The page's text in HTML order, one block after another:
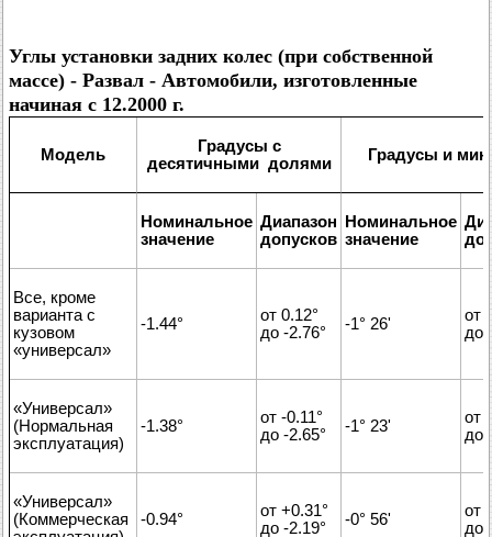
Углы установки задних колес (при собственной
массе) - Развал - Автомобили, изготовленные
начиная с 12.2000 г.
Модель
Градусы с
десятичными долями
Градусы и
Номинальное
значение
Диапазон
допусков
Номинальное
значение
Все, кроме
варианта с
кузовом
«универсал»
-1.44°
от 0.12°
до -2.76°
-1° 26'
от
до
«Универсал»
(Нормальная
эксплуатация)
-1.38°
от -0.11°
до -2.65°
-1° 23'
от
до
«Универсал»
(Коммерческая
-0.94°
от +0.31°
до -2.19°
-0° 56'
от
до